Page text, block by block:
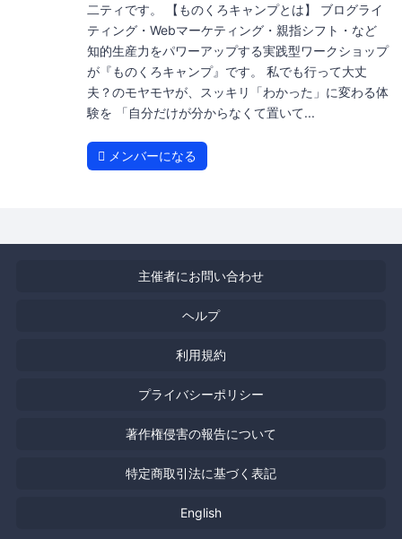
二ティです。 【ものくろキャンプとは】 ブログライ
ティング・Webマーケティング・親指シフト・など
知的生産力をパワーアップする実践型ワークショップ
が『ものくろキャンプ』です。 私でも行って大丈
夫？のモヤモヤが、スッキリ「わかった」に変わる体
験を 「自分だけが分からなくて置いて...
メンバーになる
主催者にお問い合わせ
ヘルプ
利用規約
プライバシーポリシー
著作権侵害の報告について
特定商取引法に基づく表記
English